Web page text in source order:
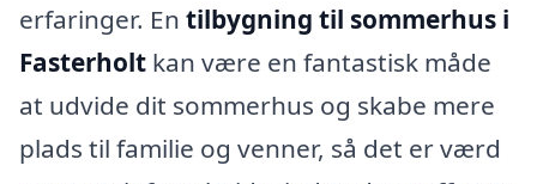
erfaringer. En tilbygning til sommerhus i
Fasterholt kan være en fantastisk måde
at udvide dit sommerhus og skabe mere
plads til familie og venner, så det er værd